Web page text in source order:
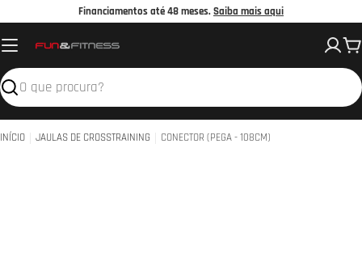
o
conteúdo
Financiamentos até 48 meses.Saiba mais aqui
Pesquisar
INÍCIO JAULAS DE CROSSTRAINING CONECTOR (PEGA - 108CM)